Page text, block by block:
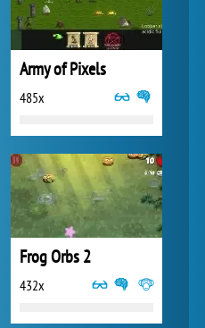
Army of Pixels
485x
Frog Orbs 2
432x